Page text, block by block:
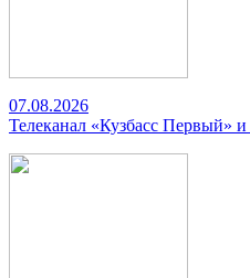
07.08.2026
Телеканал «Кузбасс Первый»